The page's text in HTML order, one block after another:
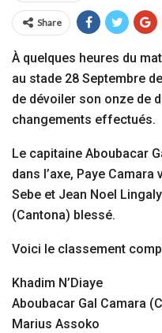
Share
À quelques heures du
au stade 28 Septembre
de dévoiler son onze de
changements effectués.
Le capitaine Aboubacar
dans l’axe, Paye
Sebe et Jean Noel
(Cantona) blessé.
Voici le classement
Khadim N’Diaye
Aboubacar Gal Camara
Marius Assoko